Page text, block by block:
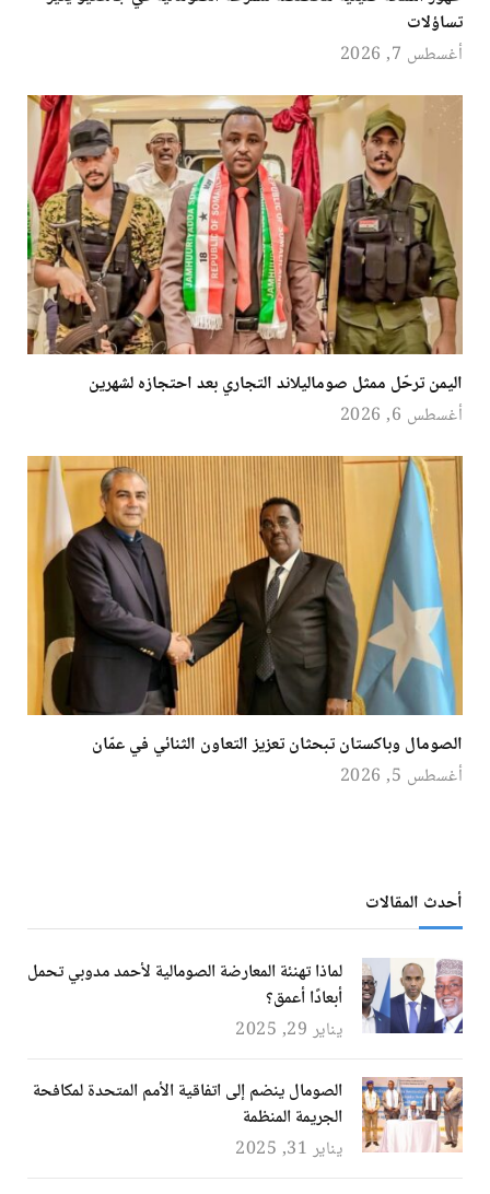
تساؤلات
أغسطس 7, 2026
اليمن ترحّل ممثل صوماليلاند التجاري بعد احتجازه لشهرين
أغسطس 6, 2026
الصومال وباكستان تبحثان تعزيز التعاون الثنائي في عمّان
أغسطس 5, 2026
أحدث المقالات
لماذا تهنئة المعارضة الصومالية لأحمد مدوبي تحمل
أبعادًا أعمق؟
يناير 29, 2025
الصومال ينضم إلى اتفاقية الأمم المتحدة لمكافحة
الجريمة المنظمة
يناير 31, 2025